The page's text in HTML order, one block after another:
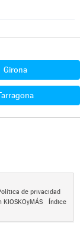
Girona
de privacidad
KIOSKOyMÁS
Índice